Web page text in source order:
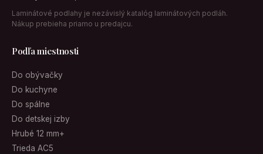
Laminátové podlahy je nezávislý katalóg laminátových podláh.
Nákup prebieha priamo u predajcu.
Podľa miestnosti
Do obývačky
Do kuchyne
Do spálne
Do detskej izby
Hrubé 12 mm+
Trieda AC5